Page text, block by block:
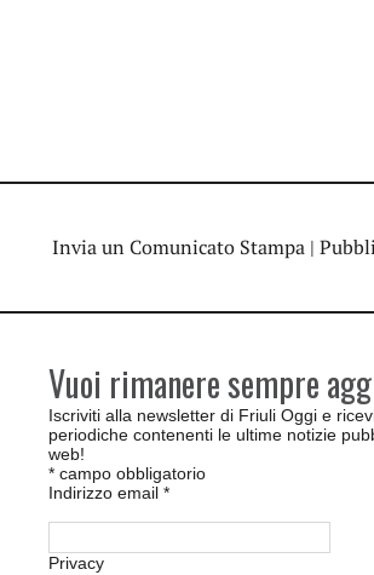
Invia un Comunicato Stampa |
Vuoi rimanere sempre
Iscriviti alla newsletter di Friuli Oggi e
periodiche contenenti le ultime notizie
web!
* campo obbligatorio
Indirizzo email *
Privacy